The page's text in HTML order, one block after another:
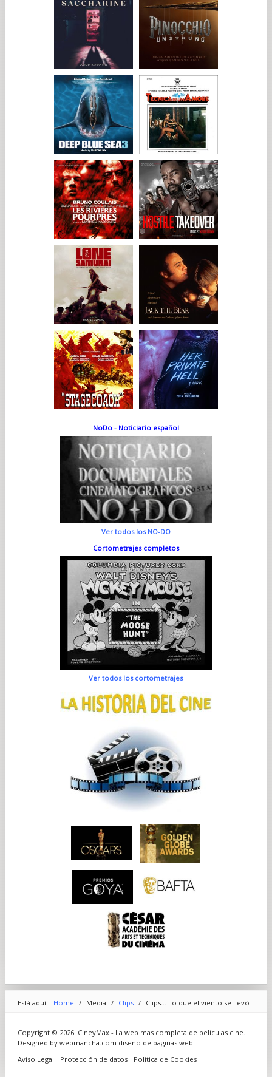
NoDo - Noticiario español
Ver todos los NO-DO
Cortometrajes completos
Ver todos los cortometrajes
Está aquí: Home / Media / Clips / Clips... Lo que el viento se llevó
Copyright © 2026. CineyMax - La web mas completa de películas cine.
Designed by webmancha.com diseño de paginas web
Aviso Legal
Protección de datos Politica de Cookies